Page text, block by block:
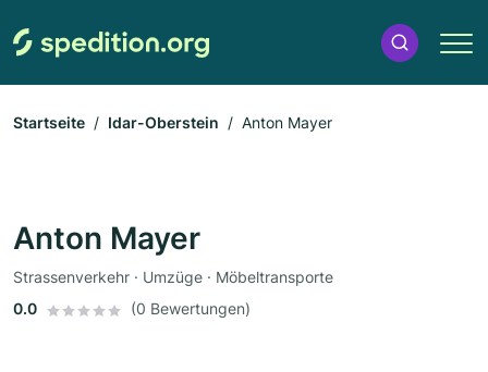
Startseite Idar-Oberstein Anton Mayer
Anton Mayer
Strassenverkehr · Umzüge · Möbeltransporte
0.0
(0 Bewertungen)